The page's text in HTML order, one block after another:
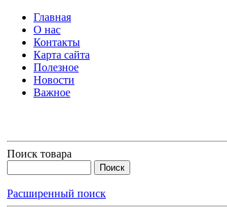
Главная
О нас
Контакты
Карта сайта
Полезное
Новости
Важное
Поиск товара
Расширенный поиск